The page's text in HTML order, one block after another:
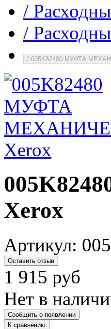
/
/
/ 005K82480 МУФТА
Xerox
Артикул:
Оставить отзыв
1 915 руб
Нет в
Сообщить о появлении
К сравнению